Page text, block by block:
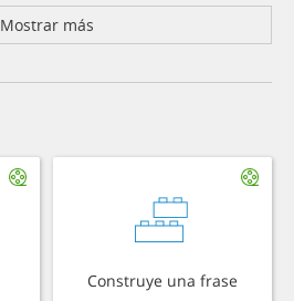
Mostrar más
Construye una frase